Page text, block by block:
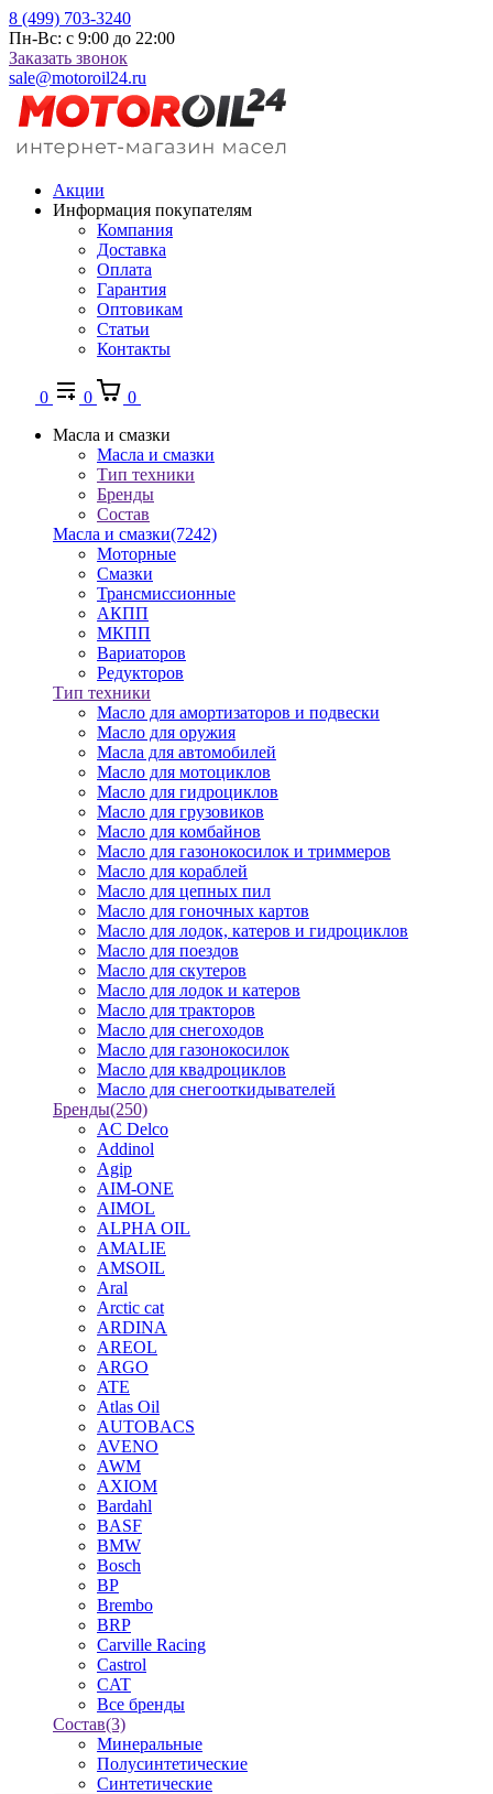
8 (499) 703-3240
Пн-Вс: с 9:00 до 22:00
Заказать звонок
sale@motoroil24.ru
Акции
Информация покупателям
Компания
Доставка
Оплата
Гарантия
Оптовикам
Статьи
Контакты
0 0
0
Масла и смазки
Масла и смазки
Тип техники
Бренды
Состав
Масла и смазки(7242)
Моторные
Смазки
Трансмиссионные
АКПП
МКПП
Вариаторов
Редукторов
Тип техники
Масло для амортизаторов и подвески
Масло для оружия
Масла для автомобилей
Масло для мотоциклов
Масло для гидроциклов
Масло для грузовиков
Масло для комбайнов
Масло для газонокосилок и триммеров
Масло для кораблей
Масло для цепных пил
Масло для гоночных картов
Масло для лодок, катеров и гидроциклов
Масло для поездов
Масло для скутеров
Масло для лодок и катеров
Масло для тракторов
Масло для снегоходов
Масло для газонокосилок
Масло для квадроциклов
Масло для снегооткидывателей
Бренды(250)
AC Delco
Addinol
Agip
AIM-ONE
AIMOL
ALPHA OIL
AMALIE
AMSOIL
Aral
Arctic cat
ARDINA
AREOL
ARGO
ATE
Atlas Oil
AUTOBACS
AVENO
AWM
AXIOM
Bardahl
BASF
BMW
Bosch
BP
Brembo
BRP
Carville Racing
Castrol
CAT
Все бренды
Состав(3)
Минеральные
Полусинтетические
Синтетические